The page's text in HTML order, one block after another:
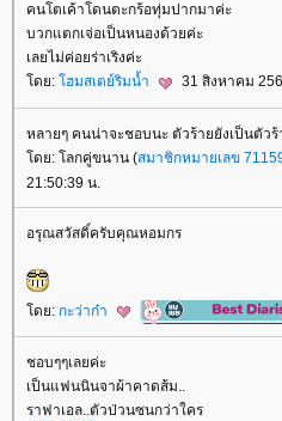
คนโตเค้าโดนตะกร้อทุ่มปากมาค่ะ
บวกแตกเจ่อเป็นหนองด้วยค่ะ
เลยไม่ค่อยร่าเริงค่ะ
ดย: ฮมสเตย์ริมน้ำ 31 สิงหาคม
หลายๆ คนน่าจะชอบนะ ตัวร้ายยังเป็นตัว
ดย: โลกคู่ขนาน (สมาชิกหมายเลข
21:50:39 น.
อรุณสวัสดิ์ครับคุณหอมกร
ดย: กะว่าก๋า
ชอบๆๆเลยค่ะ
เป็นแฟนนินจาผ้าคาดส้ม..
ราฟาเอล..ตัวป่วนซนกว่าใคร